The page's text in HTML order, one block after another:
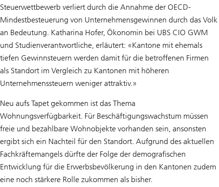
Steuerwettbewerb verliert durch die Annahme der OECD-
Mindestbesteuerung von Unternehmensgewinnen durch das Volk
an Bedeutung. Katharina Hofer, Ökonomin bei UBS CIO GWM
und Studienverantwortliche, erläutert: «Kantone mit ehemals
tiefen Gewinnsteuern werden damit für die betroffenen Firmen
als Standort im Vergleich zu Kantonen mit höheren
Unternehmenssteuern weniger attraktiv.»
Neu aufs Tapet gekommen ist das Thema
Wohnungsverfügbarkeit. Für Beschäftigungswachstum müssen
freie und bezahlbare Wohnobjekte vorhanden sein, ansonsten
ergibt sich ein Nachteil für den Standort. Aufgrund des aktuellen
Fachkräftemangels dürfte der Folge der demografischen
Entwicklung für die Erwerbsbevölkerung in den Kantonen zudem
eine noch stärkere Rolle zukommen als bisher.